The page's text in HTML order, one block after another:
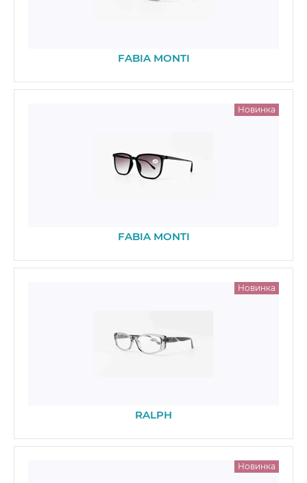
FABIA MONTI
Новинка
FABIA MONTI
Новинка
RALPH
Новинка